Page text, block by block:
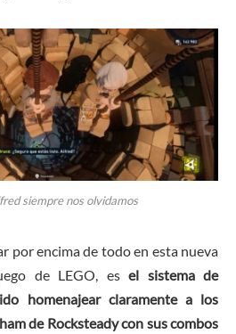
siempre nos olvidamos
por encima de todo en esta nueva
de LEGO, esel sistema de
homenajear claramente a los
de Rocksteady con sus combos